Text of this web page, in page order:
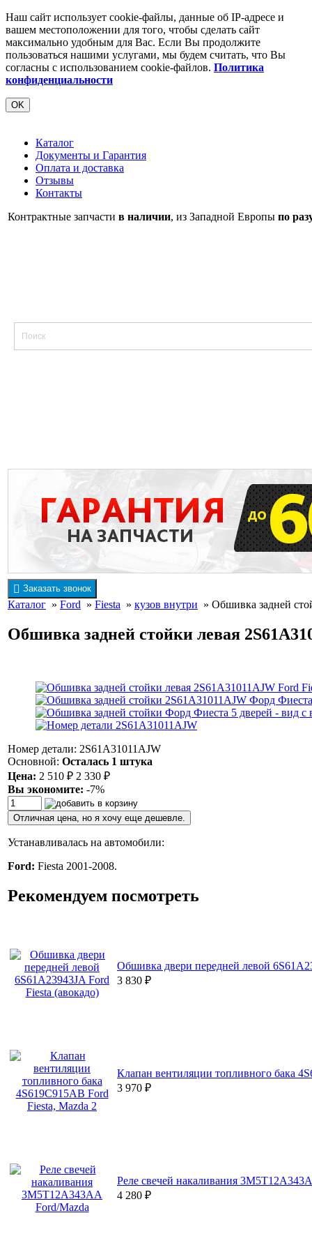
Наш сайт использует cookie-файлы, данные об IP-адресе и
вашем местоположении для того, чтобы сделать сайт
максимально удобным для Вас. Если Вы продолжите
пользоваться нашими услугами, мы будем считать, что Вы
согласны с использованием cookie-файлов. Политика
конфиденциальности
OK
Каталог
Документы и Гарантия
Оплата и доставка
Отзывы
Контакты
Контрактные запчасти в наличии, из Западной Европы по
Заказать звонок
Каталог » Ford » Fiesta » кузов внутри » Обшивка задней
Обшивка задней стойки левая
Номер детали: 2S61A31011AJW
Основной: Осталась 1 штука
Цена: 2 510 ₽ 2 330 ₽
Вы экономите: -7%
Отличная цена, но я хочу еще дешевле.
Устанавливалась на автомобили:
Ford: Fiesta 2001-2008.
Рекомендуем посмотреть
Обшивка двери передней левой
3 830 ₽
Клапан вентиляции топливного бака
3 970 ₽
Реле свечей накаливания
4 280 ₽